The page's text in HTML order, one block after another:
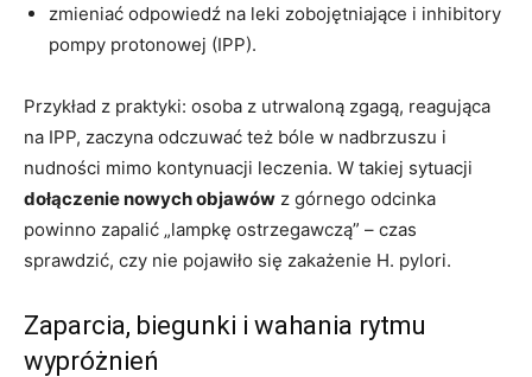
zmieniać odpowiedź na leki zobojętniające i inhibitory
pompy protonowej (IPP).
Przykład z praktyki: osoba z utrwaloną zgagą, reagująca
na IPP, zaczyna odczuwać też bóle w nadbrzuszu i
nudności mimo kontynuacji leczenia. W takiej sytuacji
dołączenie nowych objawów z górnego odcinka
powinno zapalić „lampkę ostrzegawczą” – czas
sprawdzić, czy nie pojawiło się zakażenie H. pylori.
Zaparcia, biegunki i wahania rytmu
wypróżnień